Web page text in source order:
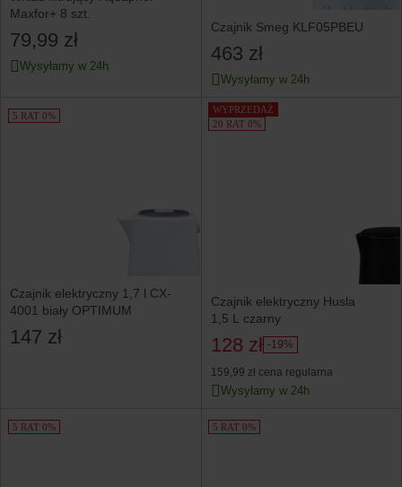
Maxfor+ 8 szt.
79,99 zł
Wysyłamy w 24h
Czajnik Smeg KLF05PBEU
463 zł
Wysyłamy w 24h
5 RAT 0%
Czajnik elektryczny 1,7 l CX-
4001 biały OPTIMUM
147 zł
WYPRZEDAŻ
20 RAT 0%
Czajnik elektryczny Husla
1,5 L czarny
128 zł -19%
159,99 zł cena regularna
Wysyłamy w 24h
5 RAT 0% 5 RAT 0%